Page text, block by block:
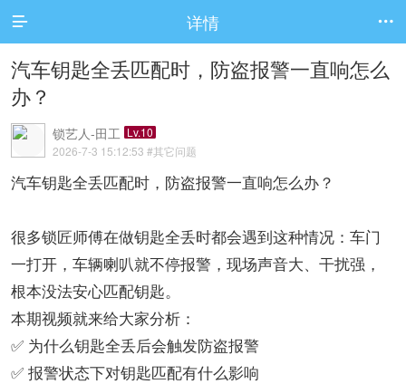
 详情 
汽车钥匙全丢匹配时，防盗报警一直响怎么
办？
锁艺人-田工 Lv.10
2026-7-3 15:12:53 #其它问题
汽车钥匙全丢匹配时，防盗报警一直响怎么办？
很多锁匠师傅在做钥匙全丢时都会遇到这种情况：车门
一打开，车辆喇叭就不停报警，现场声音大、干扰强，
根本没法安心匹配钥匙。
本期视频就来给大家分析：
✅ 为什么钥匙全丢后会触发防盗报警
✅ 报警状态下对钥匙匹配有什么影响